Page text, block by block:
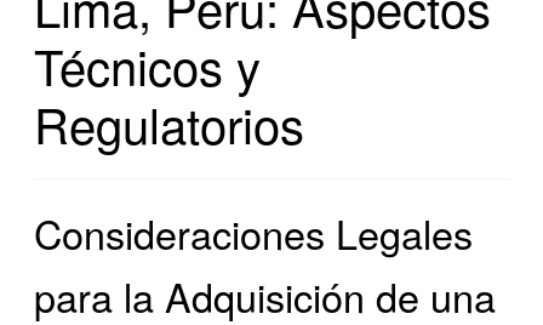
Técnicos y
Regulatorios
Consideraciones Legales
para la Adquisición de una